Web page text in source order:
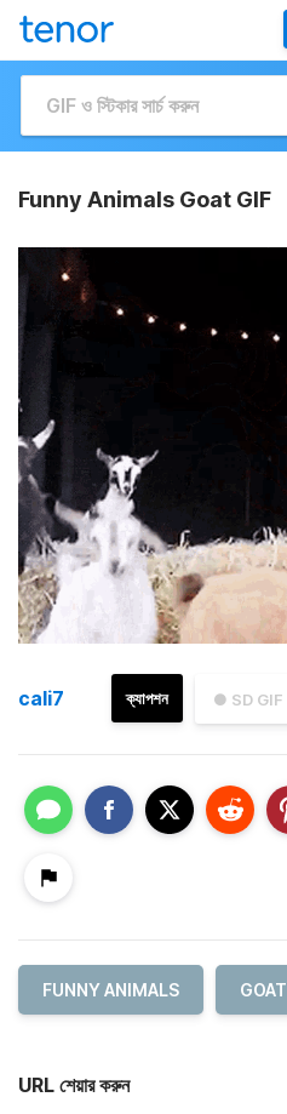
Funny Animals Goat GIF
● SD GIF
ক্যাপশন
cali7
FUNNY ANIMALS GOAT
URL শেয়ার করুন